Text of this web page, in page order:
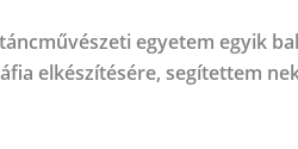
egyetem egyik
elkészítésére, segítettem